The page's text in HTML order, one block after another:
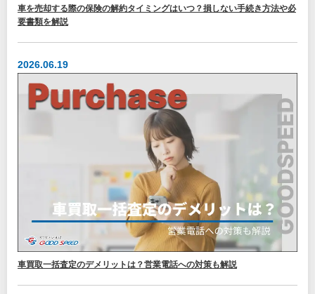
車を売却する際の保険の解約タイミングはいつ？損しない手続き方法や必
要書類を解説
2026.06.19
車買取一括査定のデメリットは？営業電話への対策も解説